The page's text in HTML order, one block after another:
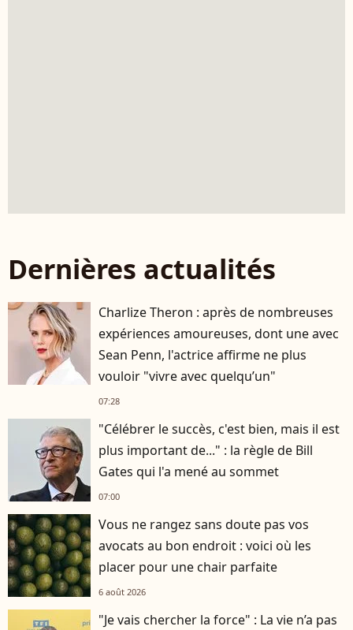
Dernières actualités
Charlize Theron : après de nombreuses
expériences amoureuses, dont une avec
Sean Penn, l'actrice affirme ne plus
vouloir "vivre avec quelqu’un"
07:28
"Célébrer le succès, c'est bien, mais il est
plus important de..." : la règle de Bill
Gates qui l'a mené au sommet
07:00
Vous ne rangez sans doute pas vos
avocats au bon endroit : voici où les
placer pour une chair parfaite
6 août 2026
"Je vais chercher la force" : La vie n’a pas